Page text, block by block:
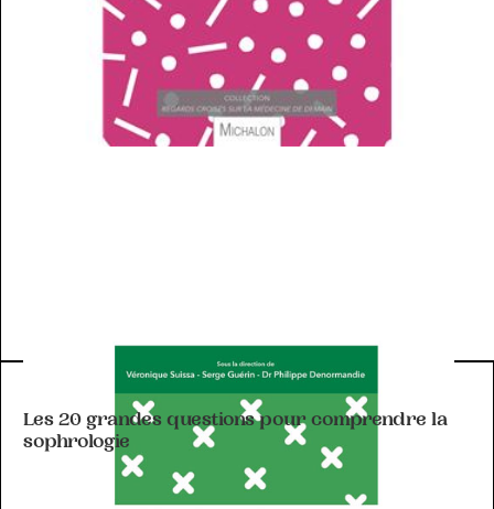
SOPHROLOGIE
Les 20 grandes questions pour comprendre la
sophrologie